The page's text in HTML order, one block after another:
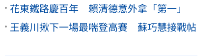
花東鐵路慶百年 賴清德意外拿「第一」
王義川揪下一場最喘登高賽 蘇巧慧接戰帖